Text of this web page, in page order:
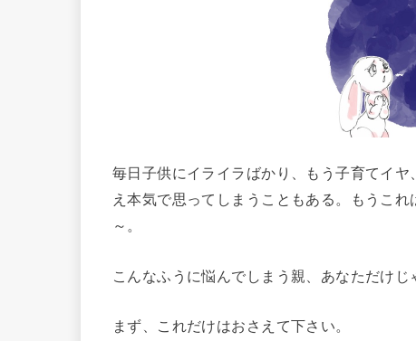
毎日子供にイライラばかり、もう子育てイ
え本気で思ってしまうこともある。もうこ
～。
こんなふうに悩んでしまう親、あなただけじ
まず、これだけはおさえて下さい。